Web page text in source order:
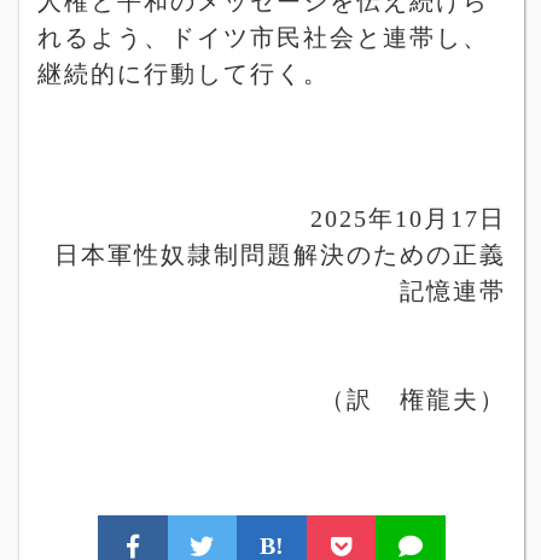
れるよう、ドイツ市民社会と連帯し、
継続的に行動して行く。
2025年10 月 17 日
日本軍性奴隷制問題解決のための正義
記憶連帯
（訳 権龍夫）
B!